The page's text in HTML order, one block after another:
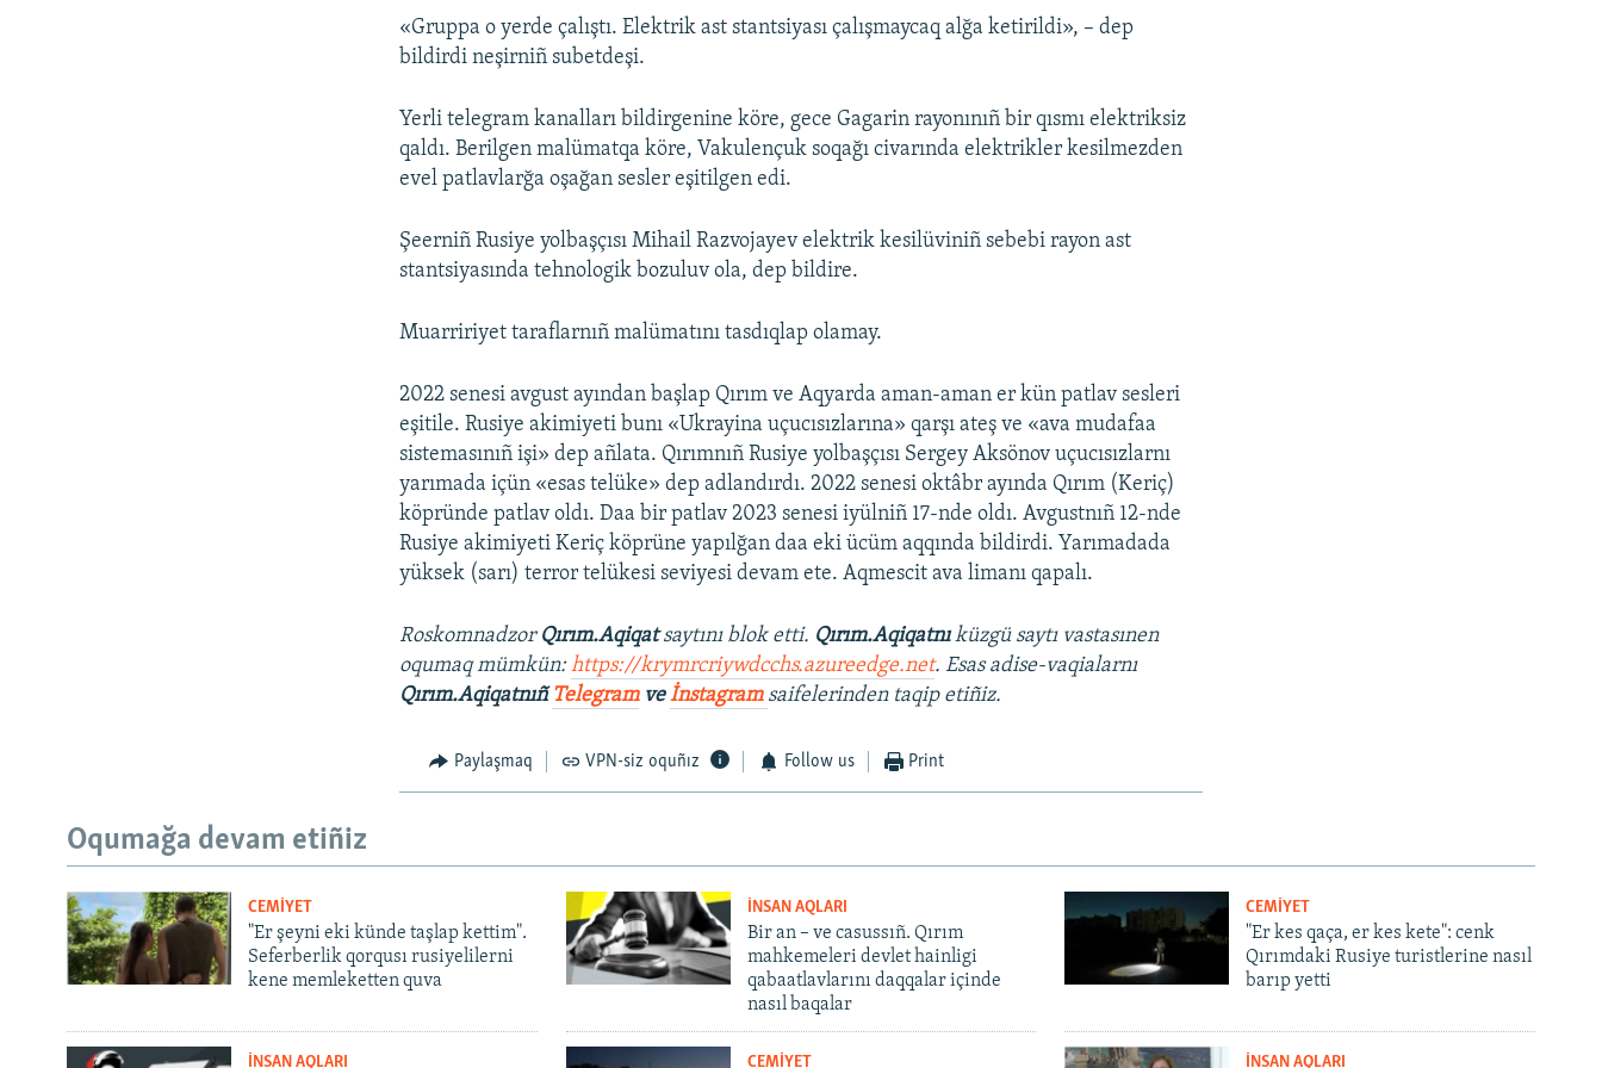
«Gruppa o yerde çalıştı. Elektrik ast stantsiyası çalışmaycaq alğa ketirildi», – dep
bildirdi neşirniñ subetdeşi.
Yerli telegram kanalları bildirgenine köre, gece Gagarin rayonınıñ bir qısmı elektriksiz
qaldı. Berilgen malümatqa köre, Vakulençuk soqağı civarında elektrikler kesilmezden
evel patlavlarğa oşağan sesler eşitilgen edi.
Şeerniñ Rusiye yolbaşçısı Mihail Razvojayev elektrik kesilüviniñ sebebi rayon ast
stantsiyasında tehnologik bozuluv ola, dep bildire.
Muarririyet taraflarnıñ malümatını tasdıqlap olamay.
2022 senesi avgust ayından başlap Qırım ve Aqyarda aman-aman er kün patlav sesleri
eşitile. Rusiye akimiyeti bunı «Ukrayina uçucısızlarına» qarşı ateş ve «ava mudafaa
sistemasınıñ işi» dep añlata. Qırımnıñ Rusiye yolbaşçısı Sergey Aksönov uçucısızlarnı
yarımada içün «esas telüke» dep adlandırdı. 2022 senesi oktâbr ayında Qırım (Keriç)
köpründe patlav oldı. Daa bir patlav 2023 senesi iyülniñ 17-nde oldı. Avgustnıñ 12-nde
Rusiye akimiyeti Keriç köprüne yapılğan daa eki ücüm aqqında bildirdi. Yarımadada
yüksek (sarı) terror telükesi seviyesi devam ete. Aqmescit ava limanı qapalı.
Roskomnadzor Qırım.Aqiqatsaytını blok etti. Qırım.Aqiqatnıküzgü saytı vastasınen
oqumaq mümkün:https://krymrcriywdcchs.azureedge.net. Esas adise-vaqialarnı
Qırım.Aqiqatnıñ Telegramveİnstagram saifelerinden taqip etiñiz.
Paylaşmaq VPN-siz oquñız Follow us Print
Oqumağa devam etiñiz
CEMİYET
"Er şeyni eki künde taşlap kettim".
Seferberlik qorqusı rusiyelilerni
kene memleketten quva
İNSAN AQLARI
Bir an – ve casussıñ. Qırım
mahkemeleri devlet hainligi
qabaatlavlarını daqqalar içinde
nasıl baqalar
CEMİYET
"Er kes qaça, er kes kete": cenk
Qırımdaki Rusiye turistlerine nasıl
barıp yetti
İNSAN AQLARI CEMİYET İNSAN AQLARI